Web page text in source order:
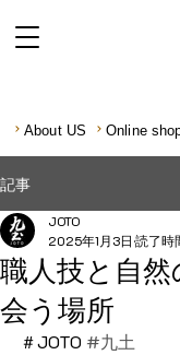
About US Online
記事
職人技と自
会う場所
JOTO
2025年1月3日 読了時
＃JOTO #九土